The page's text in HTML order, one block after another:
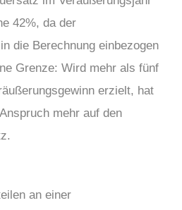
42%, da der
die Berechnung einbezogen
Grenze: Wird mehr als fünf
erzielt, hat
mehr auf den
an einer